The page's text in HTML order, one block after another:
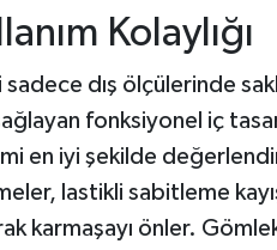
Kolaylığı
dış ölçülerinde
fonksiyonel iç
en iyi şekilde
lastikli sabitleme
karmaşayı önler.